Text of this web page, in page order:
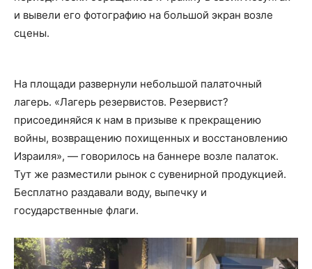
и вывели его фотографию на большой экран возле
сцены.
На площади развернули небольшой палаточный
лагерь. «Лагерь резервистов. Резервист?
присоединяйся к нам в призыве к прекращению
войны, возвращению похищенных и восстановлению
Израиля», — говорилось на баннере возле палаток.
Тут же разместили рынок с сувенирной продукцией.
Бесплатно раздавали воду, выпечку и
государственные флаги.